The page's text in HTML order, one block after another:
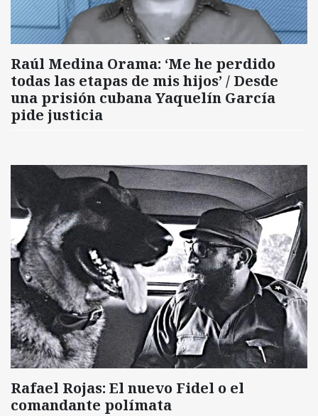
Raúl Medina Orama: ‘Me he perdido
todas las etapas de mis hijos’ / Desde
una prisión cubana Yaquelín García
pide justicia
Rafael Rojas: El nuevo Fidel o el
comandante polímata